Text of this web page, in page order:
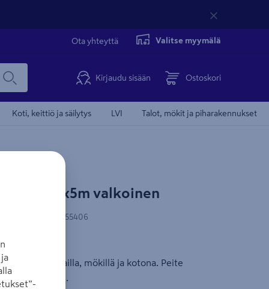
Ota yhteyttä Valitse myymälä
Kirjaudu sisään Ostoskori
Koti, keittiö ja säilytys LVI Talot, mökit ja piharakennukset
180g n. 3x5m valkoinen
6438313255406
työmailla, mökillä ja kotona. Peite
varten.